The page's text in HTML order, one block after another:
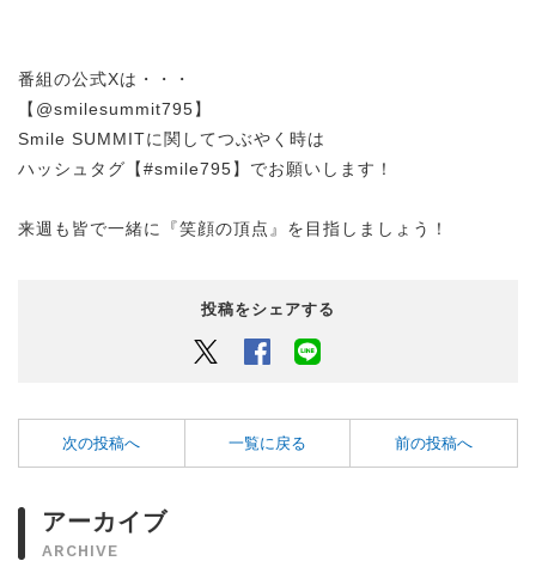
番組の公式Xは・・・
【@smilesummit795】
Smile SUMMITに関してつぶやく時は
ハッシュタグ【#smile795】でお願いします！
来週も皆で一緒に『笑顔の頂点』を目指しましょう！
投稿をシェアする
Twitter Facebook
次の投稿へ 一覧に戻る 前の投稿へ
アーカイブ
ARCHIVE